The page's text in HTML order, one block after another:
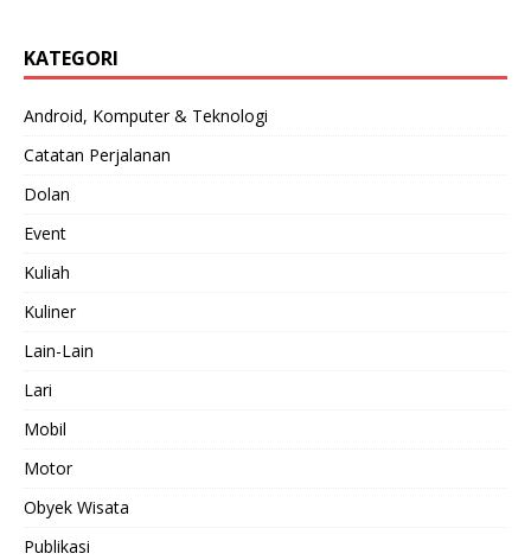
KATEGORI
Android, Komputer & Teknologi
Catatan Perjalanan
Dolan
Event
Kuliah
Kuliner
Lain-Lain
Lari
Mobil
Motor
Obyek Wisata
Publikasi